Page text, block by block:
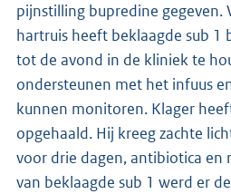
pijnstilling bupredine gegeven.
hartruis heeft beklaagde sub 1
tot de avond in de kliniek te
ondersteunen met het infuus
kunnen monitoren. Klager
opgehaald. Hij kreeg zachte
voor drie dagen, antibiotica en
van beklaagde sub 1 werd er